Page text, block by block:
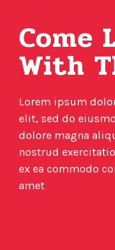
Come
With
Lorem ipsum
elit, sed do
dolore magna
nostrud
ex ea commodo
amet